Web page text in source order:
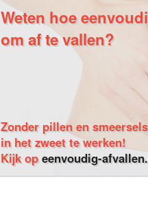
Weten hoe
om af te vallen?
Zonder pillen en
in het zweet te werken!
Kijk opeenvoudig-